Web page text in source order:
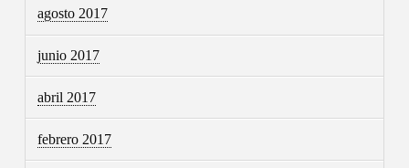
agosto 2017
junio 2017
abril 2017
febrero 2017